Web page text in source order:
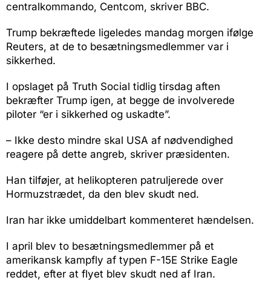
centralkommando, Centcom, skriver BBC.
Trump bekræftede ligeledes mandag morgen ifølge
Reuters, at de to besætningsmedlemmer var i
sikkerhed.
I opslaget på Truth Social tidlig tirsdag aften
bekræfter Trump igen, at begge de involverede
piloter “er i sikkerhed og uskadte”.
– Ikke desto mindre skal USA af nødvendighed
reagere på dette angreb, skriver præsidenten.
Han tilføjer, at helikopteren patruljerede over
Hormuzstrædet, da den blev skudt ned.
Iran har ikke umiddelbart kommenteret hændelsen.
I april blev to besætningsmedlemmer på et
amerikansk kampfly af typen F-15E Strike Eagle
reddet, efter at flyet blev skudt ned af Iran.